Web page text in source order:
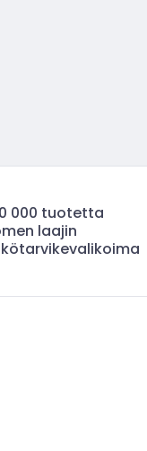
000 tuotetta
laajin